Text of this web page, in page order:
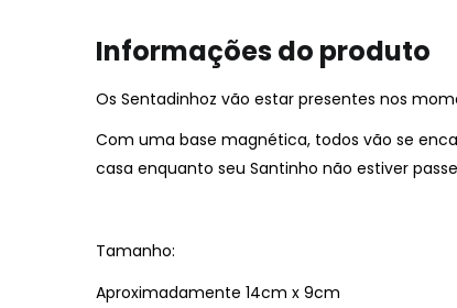
Informações do produto
Os Sentadinhoz vão estar presentes nos
Com uma base magnética, todos vão se
casa enquanto seu Santinho não estiver
Tamanho:
Aproximadamente 14cm x 9cm